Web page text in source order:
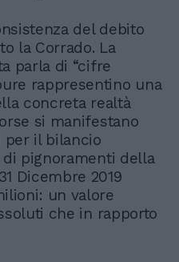
del debito
la Corrado. La
parla di “cifre
rappresentino una
concreta realtà
si manifestano
il bilancio
pignoramenti della
Dicembre 2019
un valore
che in rapporto